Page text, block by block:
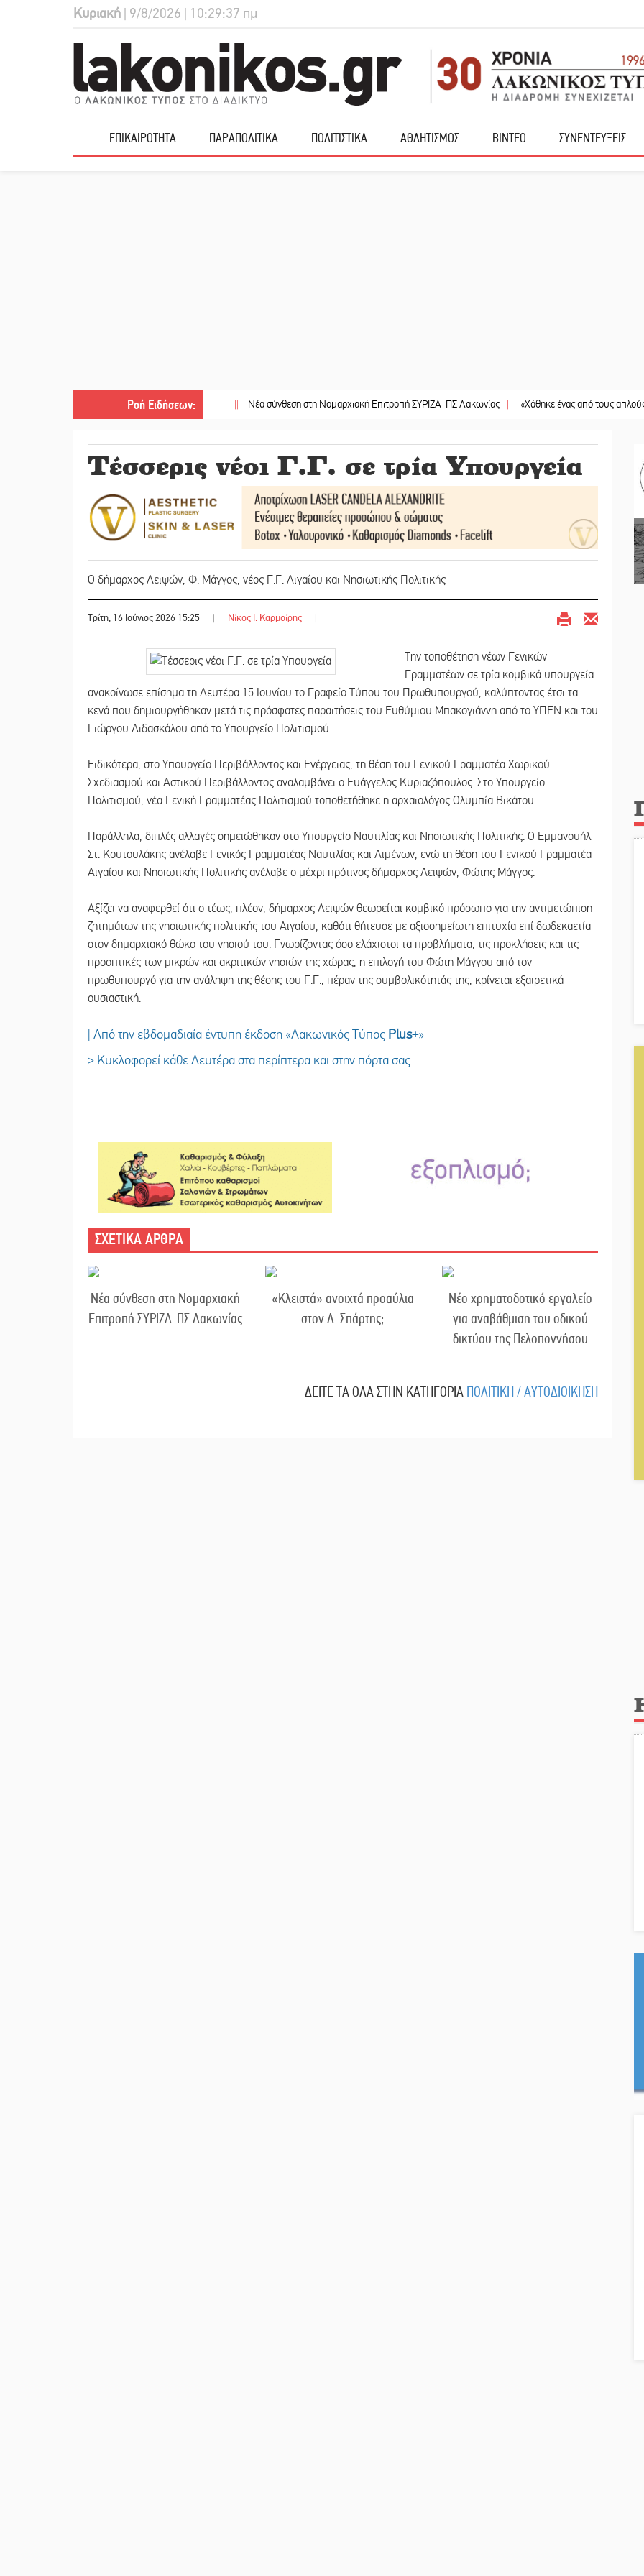
Κυριακή | 9/8/2026 | 10:29:38 πμ
ΕΠΙΚΑΙΡΟΤΗΤΑ ΠΑΡΑΠΟΛΙΤΙΚΑ ΠΟΛΙΤΙΣΤΙΚΑ ΑΘΛΗΤΙΣΜΟΣ ΒΙΝΤΕΟ ΣΥΝΕΝΤΕΥΞΕΙΣ
Ροή Ειδήσεων:
|| Νέα σύνθεση στη Νομαρχιακή Επιτροπή ΣΥΡΙΖΑ-ΠΣ Λακωνίας || «Χάθηκε ένας από τους απλούς,
Τέσσερις νέοι Γ.Γ. σε τρία Υπουργεία
Ο δήμαρχος Λειψών, Φ. Μάγγος, νέος Γ.Γ. Αιγαίου και Νησιωτικής Πολιτικής
Τρίτη, 16 Ιούνιος 2026 15:25 | Νίκος Ι. Καρμοίρης |
Την τοποθέτηση νέων Γενικών
Γραμματέων σε τρία κομβικά υπουργεία
ανακοίνωσε επίσημα τη Δευτέρα 15 Ιουνίου το Γραφείο Τύπου του Πρωθυπουργού, καλύπτοντας έτσι τα
κενά που δημιουργήθηκαν μετά τις πρόσφατες παραιτήσεις του Ευθύμιου Μπακογιάννη από το ΥΠΕΝ και του
Γιώργου Διδασκάλου από το Υπουργείο Πολιτισμού.
Ειδικότερα, στο Υπουργείο Περιβάλλοντος και Ενέργειας, τη θέση του Γενικού Γραμματέα Χωρικού
Σχεδιασμού και Αστικού Περιβάλλοντος αναλαμβάνει ο Ευάγγελος Κυριαζόπουλος. Στο Υπουργείο
Πολιτισμού, νέα Γενική Γραμματέας Πολιτισμού τοποθετήθηκε η αρχαιολόγος Ολυμπία Βικάτου.
Παράλληλα, διπλές αλλαγές σημειώθηκαν στο Υπουργείο Ναυτιλίας και Νησιωτικής Πολιτικής. Ο Εμμανουήλ
Στ. Κουτουλάκης ανέλαβε Γενικός Γραμματέας Ναυτιλίας και Λιμένων, ενώ τη θέση του Γενικού Γραμματέα
Αιγαίου και Νησιωτικής Πολιτικής ανέλαβε ο μέχρι πρότινος δήμαρχος Λειψών, Φώτης Μάγγος.
Αξίζει να αναφερθεί ότι ο τέως, πλέον, δήμαρχος Λειψών θεωρείται κομβικό πρόσωπο για την αντιμετώπιση
ζητημάτων της νησιωτικής πολιτικής του Αιγαίου, καθότι θήτευσε με αξιοσημείωτη επιτυχία επί δωδεκαετία
στον δημαρχιακό θώκο του νησιού του. Γνωρίζοντας όσο ελάχιστοι τα προβλήματα, τις προκλήσεις και τις
προοπτικές των μικρών και ακριτικών νησιών της χώρας, η επιλογή του Φώτη Μάγγου από τον
πρωθυπουργό για την ανάληψη της θέσης του Γ.Γ., πέραν της συμβολικότητάς της, κρίνεται εξαιρετικά
ουσιαστική.
| Από την εβδομαδιαία έντυπη έκδοση «Λακωνικός Τύπος Plus+»
> Κυκλοφορεί κάθε Δευτέρα στα περίπτερα και στην πόρτα σας.
ΣΧΕΤΙΚΑ ΑΡΘΡΑ
Νέα σύνθεση στη Νομαρχιακή
Επιτροπή ΣΥΡΙΖΑ-ΠΣ Λακωνίας
«Κλειστά» ανοιχτά προαύλια
στον Δ. Σπάρτης;
Νέο χρηματοδοτικό εργαλείο
για αναβάθμιση του οδικού
δικτύου της Πελοποννήσου
ΔΕΙΤΕ ΤΑ ΟΛΑ ΣΤΗΝ ΚΑΤΗΓΟΡΙΑ ΠΟΛΙΤΙΚΗ / ΑΥΤΟΔΙΟΙΚΗΣΗ